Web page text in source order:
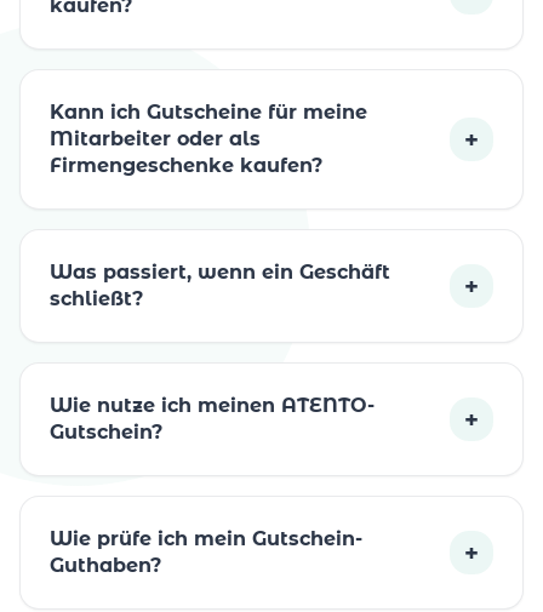
kaufen?
Kann ich Gutscheine für meine
Mitarbeiter oder als
Firmengeschenke kaufen?
+
Was passiert, wenn ein Geschäft
schließt?
+
Wie nutze ich meinen ATENTO-
Gutschein?
+
Wie prüfe ich mein Gutschein-
Guthaben?
+